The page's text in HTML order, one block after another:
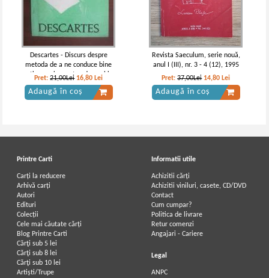
Descartes - Discurs despre
metoda de a ne conduce bine
ratiunea si a cauta adevarul in
stiinte
Pret:21,00Lei 16,80 Lei
Adaugă în coș
Revista Saeculum, serie nouă,
anul I (III), nr. 3 - 4 (12), 1995
Pret:37,00Lei 14,80 Lei
Adaugă în coș
Printre Carti
Carți la reducere
Arhivă carți
Autori
Edituri
Colecții
Cele mai căutate cărți
Blog Printre Carti
Cărţi sub 5 lei
Cărţi sub 8 lei
Cărţi sub 10 lei
Artiști/Trupe
Informatii utile
Achizitii cărți
Achizitii viniluri, casete, CD/DVD
Contact
Cum cumpar?
Politica de livrare
Retur comenzi
Angajari - Cariere
Legal
ANPC